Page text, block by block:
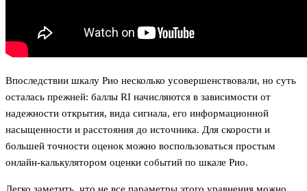
Впоследствии шкалу Рио несколько усовершенствовали, но суть
осталась прежней: баллы RI начисляются в зависимости от
надежности открытия, вида сигнала, его информационной
насыщенности и расстояния до источника. Для скорости и
большей точности оценок можно воспользоваться простым
онлайн-калькулятором оценки событий по шкале Рио.